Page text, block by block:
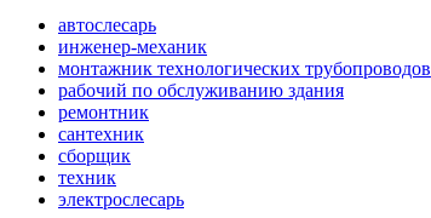
автослесарь
инженер-механик
монтажник технологических трубопроводов
рабочий по обслуживанию здания
ремонтник
сантехник
сборщик
техник
электрослесарь